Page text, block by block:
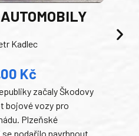
Kadlec
Kč
začaly Škodovy
bojové vozy pro
Plzeňské
podařilo navrhnout